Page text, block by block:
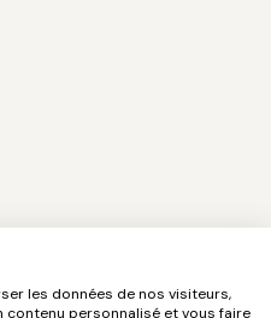
les données de nos visiteurs,
contenu personnalisé et vous faire